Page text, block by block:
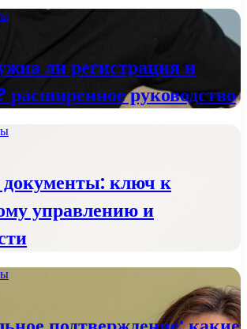
ли регистрация и
руководство
ключ к
управлению и